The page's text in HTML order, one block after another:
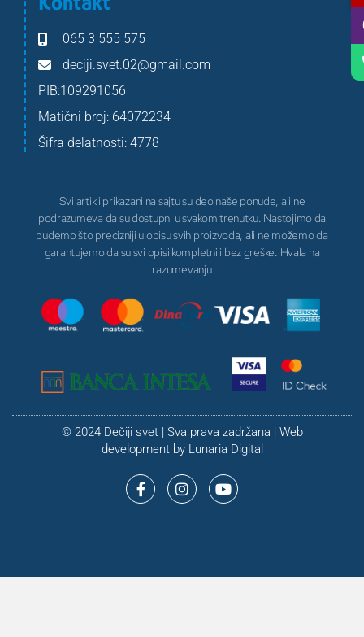
065 3 555 575
deciji.svet.02@gmail.com
PIB:109291056
Matični broj: 64072234
Šifra delatnosti: 4778
Svi artikli prikazani na sajtu su deo naše ponude, ali ne
podrazumeva da su dostupni u svakom trenutku. Nastojimo da
budemo što precizniji u opisu svih proizvoda, ali ne možemo da
garantujemo da su svi opisi kompletni i bez greške. Hvala na
razumevanju
© 2024 Dečiji svet | Sva prava zadržana | Web
development by Lunaria Digital